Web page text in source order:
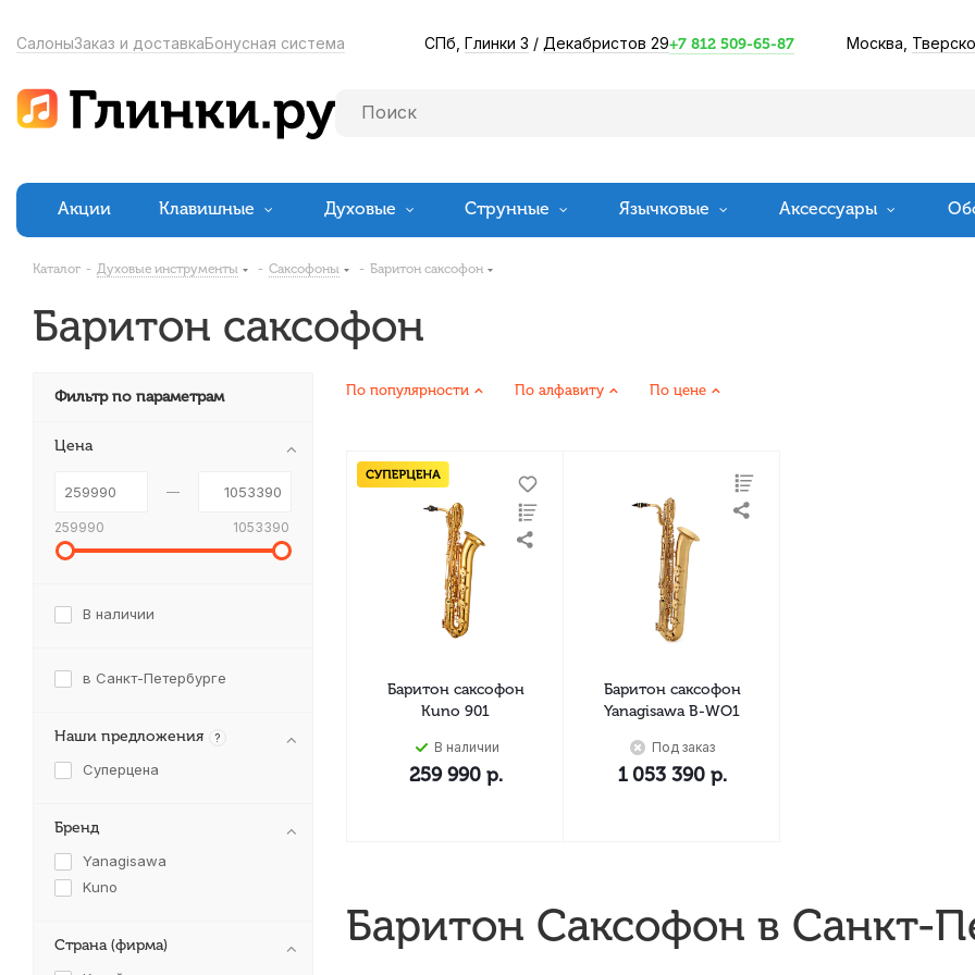
СалоныЗаказ и доставкаБонусная система СПб, Глинки 3 / Декабристов 29+7 812 509-65-87 Москва,
Акции Клавишные Духовые Струнные Язычковые Аксессуары
Каталог - Духовые инструменты - Саксофоны - Баритон саксофон
Баритон саксофон
По популярности По алфавиту По цене
Баритон саксофон
Kuno 901
В наличии
259 990р.
Баритон саксофон
Yanagisawa B-WO1
Под заказ
1 053 390р.
Баритон Саксофон в Санкт-
Фильтр по параметрам
Цена
259990 1053390
В наличии
в Санкт-Петербурге
Наши предложения ?
Суперцена
Бренд
Yanagisawa
Kuno
Страна (фирма)